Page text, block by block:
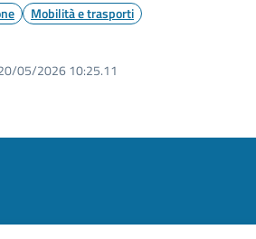
Mobilità e trasporti
05/2026 10:25.11